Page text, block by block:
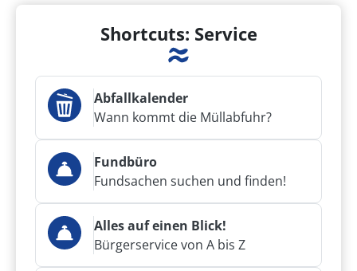
Shortcuts: Service
Abfallkalender
Wann kommt die Müllabfuhr?
Fundbüro
Fundsachen suchen und finden!
Alles auf einen Blick!
Bürgerservice von A bis Z